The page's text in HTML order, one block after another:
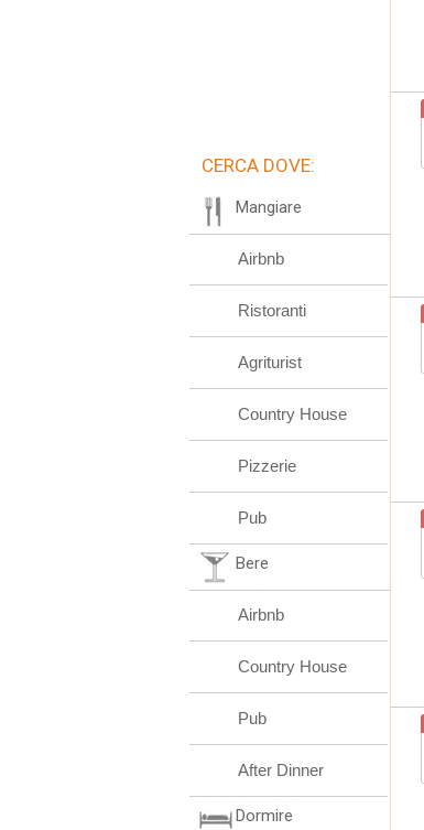
CERCA DOVE:
Mangiare
Airbnb
Ristoranti
Agriturist
Country House
Pizzerie
Pub
Bere
Airbnb
Country House
Pub
After Dinner
Dormire